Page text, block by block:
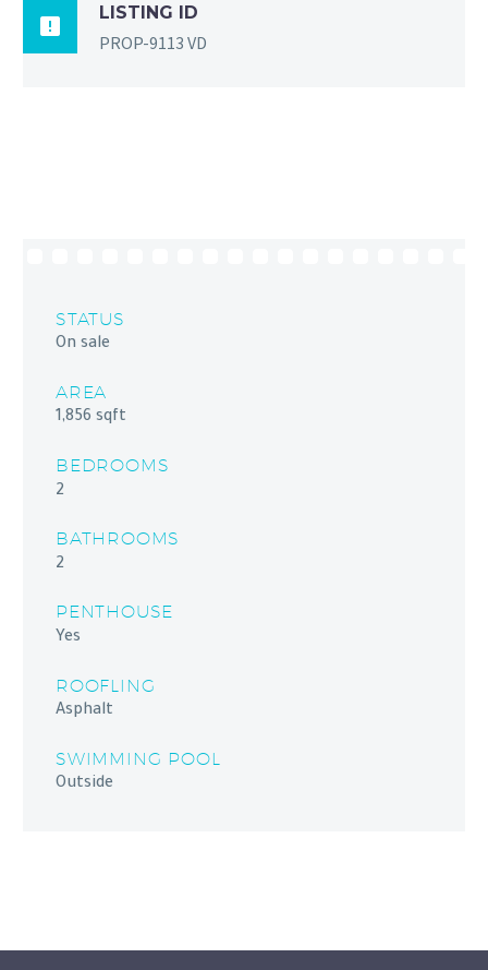

LISTING ID
PROP-9113 VD
STATUS
On sale
AREA
1,856 sqft
BEDROOMS
2
BATHROOMS
2
PENTHOUSE
Yes
ROOFLING
Asphalt
SWIMMING POOL
Outside